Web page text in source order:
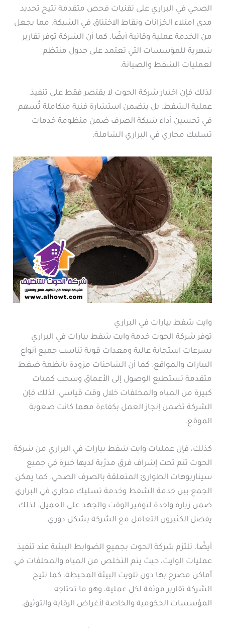
الصحي في البراري على تقنيات فحص متقدمة تتيح تحديد
مدى امتلاء الخزانات ونقاط الاختناق في الشبكة، مما يجعل
من الخدمة عملية وقائية أيضًا. كما أن الشركة توفر تقارير
شهرية للمؤسسات التي تعتمد على جدول منتظم
لعمليات الشفط والصيانة.
لذلك فإن اختيار شركة الحوت لا يقتصر فقط على تنفيذ
عملية الشفط، بل يتضمن استشارة فنية متكاملة تُسهم
في تحسين أداء شبكة الصرف ضمن منظومة خدمات
تسليك مجاري في البراري الشاملة.
وايت شفط بيارات في البراري
توفر شركة الحوت خدمة وايت شفط بيارات في البراري
بسرعات استجابة عالية ومعدات قوية تناسب جميع أنواع
البيارات والمواقع. كما أن الشاحنات مزودة بأنظمة ضغط
متقدمة تستطيع الوصول إلى الأعماق وسحب كميات
كبيرة من المياه والمخلفات خلال وقت قياسي. لذلك فإن
الشركة تضمن إنجاز العمل بكفاءة مهما كانت صعوبة
الموقع.
كذلك، فإن عمليات وايت شفط بيارات في البراري من شركة
الحوت تتم تحت إشراف فرق مدرّبة لديها خبرة في جميع
سيناريوهات الطوارئ المتعلقة بالصرف الصحي. كما يمكن
الجمع بين خدمة الشفط وخدمة تسليك مجاري في البراري
ضمن زيارة واحدة لتوفير الوقت والجهد على العميل. لذلك
يفضل الكثيرون التعامل مع الشركة بشكل دوري.
أيضًا، تلتزم شركة الحوت بجميع الضوابط البيئية عند تنفيذ
عمليات الوايت، حيث يتم التخلص من المياه والمخلفات في
أماكن مصرح بها دون تلويث البيئة المحيطة. كما تتيح
الشركة تقارير موثقة لكل عملية، وهو ما تحتاجه
المؤسسات الحكومية والخاصة لأغراض الرقابة والتوثيق.